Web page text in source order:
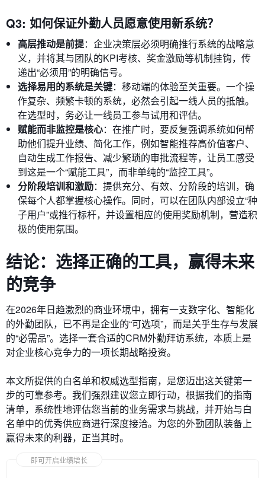
Q3: 如何保证外勤人员愿意使用新系统？
高层推动是前提：企业决策层必须明确推行系统的战略意
义，并将其与团队的KPI考核、奖金激励等机制挂钩，传
递出“必须用”的明确信号。
选择易用的系统是关键：移动端的体验至关重要。一个操
作复杂、频繁卡顿的系统，必然会引起一线人员的抵触。
在选型时，务必让一线员工参与试用和评估。
赋能而非监控是核心：在推广时，要反复强调系统如何帮
助他们提升业绩、简化工作，例如智能推荐高价值客户、
自动生成工作报告、减少繁琐的审批流程等，让员工感受
到这是一个“赋能工具”，而非单纯的“监控工具”。
分阶段培训和激励：提供充分、有效、分阶段的培训，确
保每个人都掌握核心操作。同时，可以在团队内部设立“种
子用户”或推行标杆，并设置相应的使用奖励机制，营造积
极的使用氛围。
结论：选择正确的工具，赢得未来
的竞争
在2026年日趋激烈的商业环境中，拥有一支数字化、智能化
的外勤团队，已不再是企业的“可选项”，而是关乎生存与发展
的“必需品”。选择一套合适的CRM外勤拜访系统，本质上是
对企业核心竞争力的一项长期战略投资。
本文所提供的白名单和权威选型指南，是您迈出这关键第一
步的可靠参考。我们强烈建议您立即行动，根据我们的指南
清单，系统性地评估您当前的业务需求与挑战，并开始与白
名单中的优秀供应商进行深度接洽。为您的外勤团队装备上
赢得未来的利器，正当其时。
即可开启业绩增长